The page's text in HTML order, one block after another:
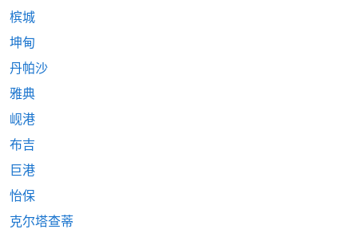
槟城
坤甸
丹帕沙
雅典
岘港
布吉
巨港
怡保
克尔塔查蒂